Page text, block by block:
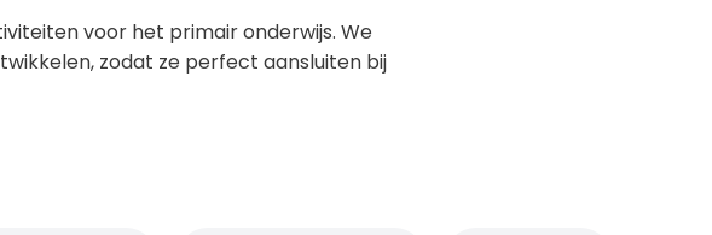
voor het primair onderwijs. We
zodat ze perfect aansluiten bij